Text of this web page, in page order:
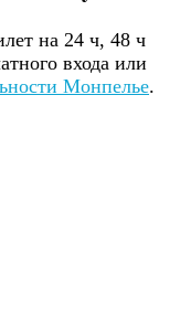
на 24 ч, 48 ч
входа или
Монпелье.